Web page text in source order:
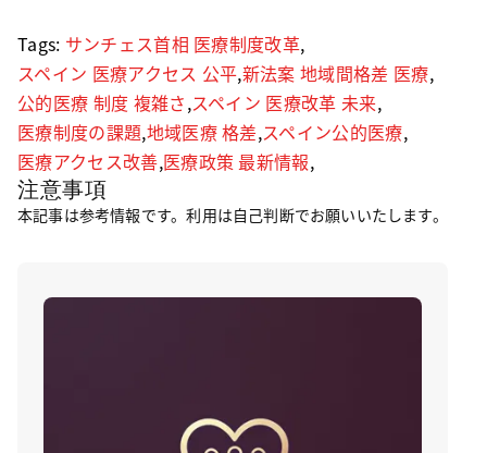
Tags: サンチェス首相 医療制度改革,
スペイン 医療アクセス 公平,新法案 地域間格差 医療,
公的医療 制度 複雑さ,スペイン 医療改革 未来,
医療制度の課題,地域医療 格差,スペイン公的医療,
医療アクセス改善,医療政策 最新情報,
注意事項
本記事は参考情報です。利用は自己判断でお願いいたします。